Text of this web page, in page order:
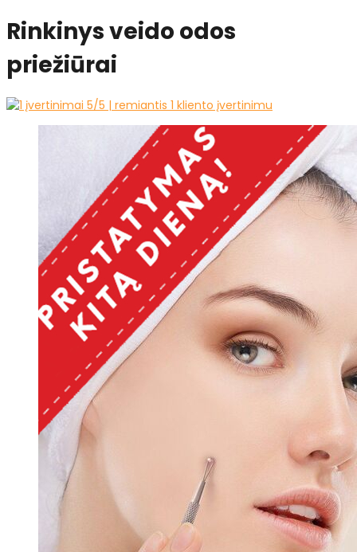
Rinkinys veido odos
priežiūrai
5/5 | remiantis 1 kliento įvertinimu